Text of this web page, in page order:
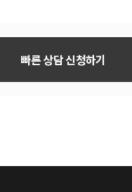
빠른 상담 신청하기